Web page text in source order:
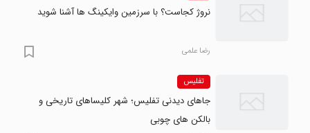
نروژ کجاست؟ با سرزمین وایکینگ ها آشنا شوید
رضا علمی
تفلیس
جاهای دیدنی تفلیس؛ شهر کلیساهای تاریخی و
بالکن های چوبی